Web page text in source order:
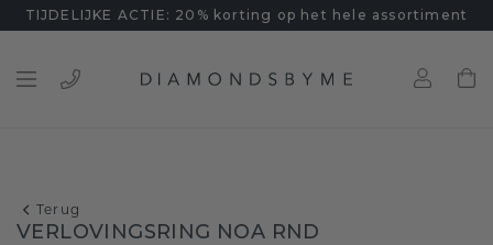
TIJDELIJKE ACTIE: 20% korting op het hele assortiment
Terug
VERLOVINGSRING NOA RND